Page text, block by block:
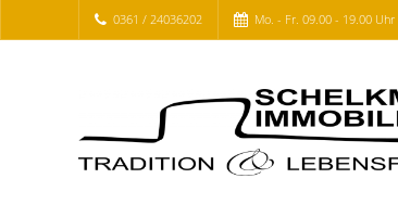
0361 / 24036202 Mo. - Fr. 09.00 - 19.00 Uhr